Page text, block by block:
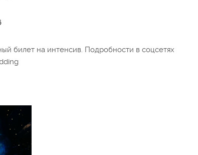
билет на интенсив. Подробности в соцсетях